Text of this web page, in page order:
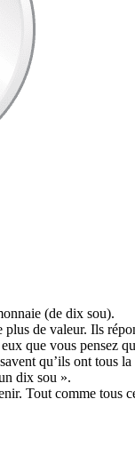
(de dix sou).
de valeur. Ils
que vous pensez
qu’ils ont tous
dix sou ».
Tout comme tous